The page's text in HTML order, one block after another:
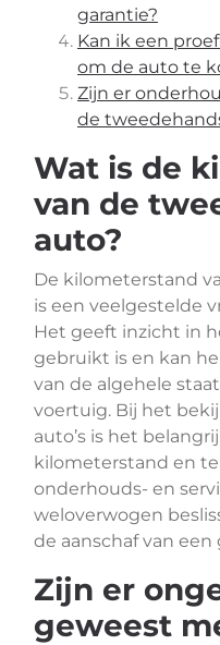
garantie?
Kan ik een
om de auto te
Zijn er
de
Wat is de
van de
auto?
De kilometerstand
is een veelgestelde
Het geeft inzicht in
gebruikt is en kan
van de algehele
voertuig. Bij het
auto’s is het
kilometerstand en
onderhouds- en
weloverwogen
de aanschaf van
Zijn er
geweest